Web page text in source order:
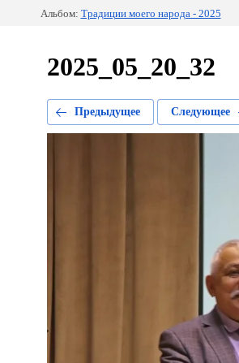
Альбом: Традиции моего народа - 2025
2025_05_20_32
Предыдущее Следующее